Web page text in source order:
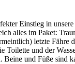
Einstieg in
alles im Paket:
letzte Fähre
und der
Beine und Füße sind